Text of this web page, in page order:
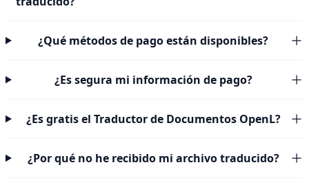
¿Qué métodos de pago están disponibles?
¿Es segura mi información de pago?
¿Es gratis el Traductor de Documentos OpenL?
¿Por qué no he recibido mi archivo traducido?